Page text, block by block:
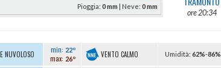
Pioggia:0 mm | Neve:0 mm
ore 20:34
NUVOLOSO min: 22º
max: 26º VENTO CALMO Umidità: 62%-86%